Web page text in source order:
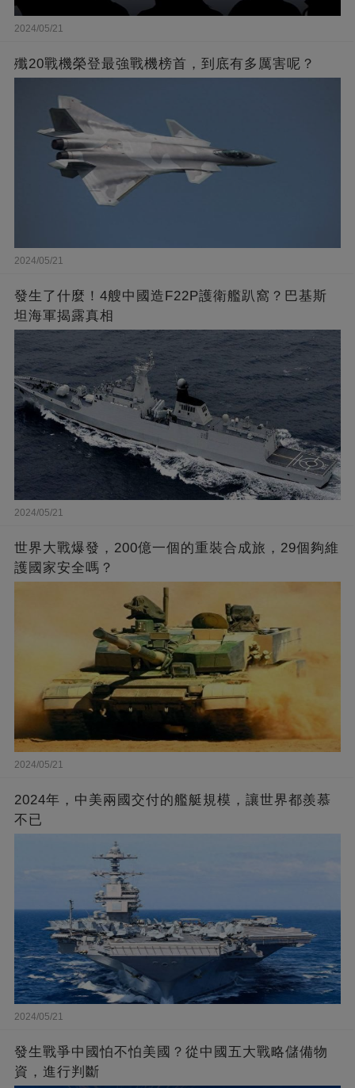
2024/05/21
殲20戰機榮登最強戰機榜首，到底有多厲害呢？
2024/05/21
發生了什麼！4艘中國造F22P護衛艦趴窩？巴基斯
坦海軍揭露真相
2024/05/21
世界大戰爆發，200億一個的重裝合成旅，29個夠維
護國家安全嗎？
2024/05/21
2024年，中美兩國交付的艦艇規模，讓世界都羨慕
不已
2024/05/21
發生戰爭中國怕不怕美國？從中國五大戰略儲備物
資，進行判斷